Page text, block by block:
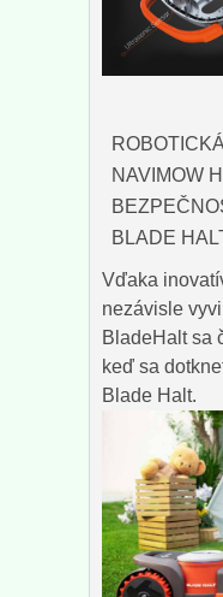
NAVIMOW
BLADE
Vďaka
nezávisle
BladeHalt sa
keď sa
Blade Halt.